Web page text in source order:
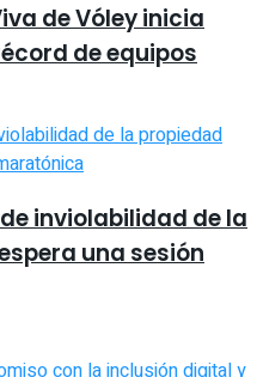
de Vóley inicia
de equipos
inviolabilidad de la
una sesión